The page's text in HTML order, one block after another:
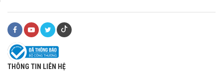
THÔNG TIN LIÊN HỆ